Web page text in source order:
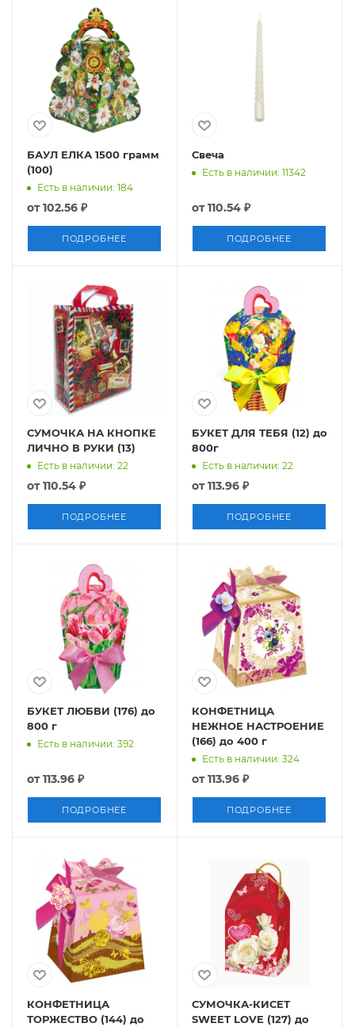
БАУЛ ЕЛКА 1500 грамм
(100)
Есть в наличии: 184
от102.56 ₽
ПОДРОБНЕЕ
Свеча
Есть в наличии: 11342
от110.54 ₽
ПОДРОБНЕЕ
СУМОЧКА НА КНОПКЕ
ЛИЧНО В РУКИ (13)
Есть в наличии: 22
от110.54 ₽
ПОДРОБНЕЕ
БУКЕТ ДЛЯ ТЕБЯ (12) до
800г
Есть в наличии: 22
от113.96 ₽
ПОДРОБНЕЕ
БУКЕТ ЛЮБВИ (176) до
800 г
Есть в наличии: 392
от113.96 ₽
ПОДРОБНЕЕ
КОНФЕТНИЦА
НЕЖНОЕ НАСТРОЕНИЕ
(166) до 400 г
Есть в наличии: 324
от113.96 ₽
ПОДРОБНЕЕ
КОНФЕТНИЦА
ТОРЖЕСТВО (144) до
СУМОЧКА-КИСЕТ
SWEET LOVE (127) до